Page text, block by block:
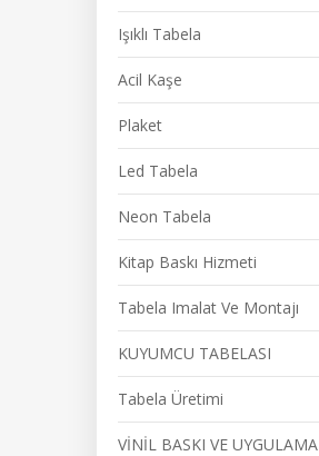
Işıklı Tabela
Acil Kaşe
Plaket
Led Tabela
Neon Tabela
Kitap Baskı Hizmeti
Tabela Imalat Ve Montajı
KUYUMCU TABELASI
Tabela Üretimi
VİNİL BASKI VE UYGULAMA